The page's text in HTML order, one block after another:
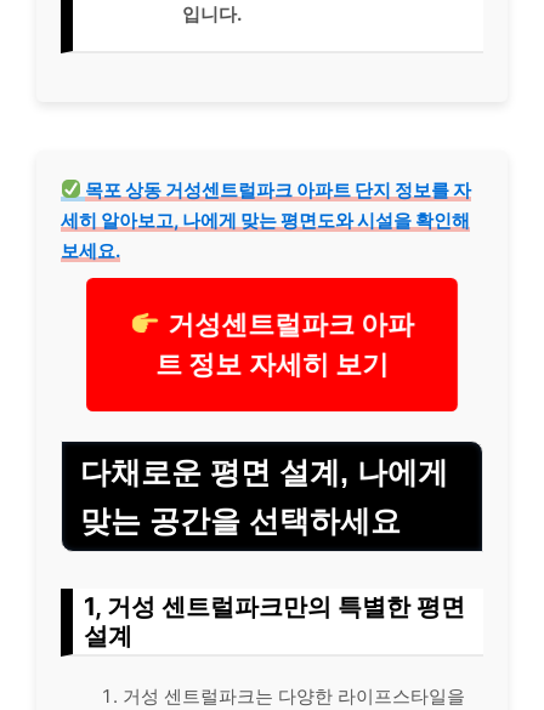
입니다.
목포 상동 거성센트럴파크 아파트 단지 정보를 자
세히 알아보고, 나에게 맞는 평면도와 시설을 확인해
보세요.
거성센트럴파크 아파
트 정보 자세히 보기
다채로운 평면 설계, 나에게
맞는 공간을 선택하세요
1, 거성 센트럴파크만의 특별한 평면
설계
거성 센트럴파크는 다양한 라이프스타일을